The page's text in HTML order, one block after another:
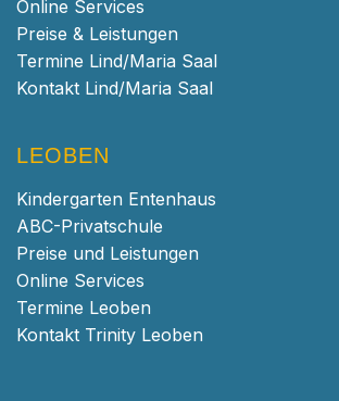
Online Services
Preise & Leistungen
Termine Lind/Maria Saal
Kontakt Lind/Maria Saal
LEOBEN
Kindergarten Entenhaus
ABC-Privatschule
Preise und Leistungen
Online Services
Termine Leoben
Kontakt Trinity Leoben